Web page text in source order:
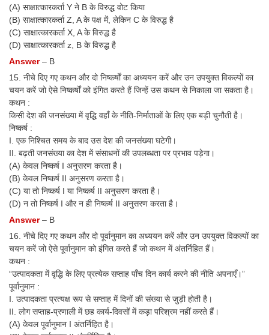
(A) साक्षात्कारकर्ता Y ने B के विरुद्ध वोट किया
(B) साक्षात्कारकर्ता Z, A के पक्ष में, लेकिन C के विरुद्ध है
(C) साक्षात्कारकर्ता X, A के विरुद्ध है
(D) साक्षात्कारकर्ता z, B के विरुद्ध है
Answer– B
15. नीचे दिए गए कथन और दो निष्कर्षों का अध्ययन करें और उन उपयुक्त विकल्पों का
चयन करें जो ऐसे निष्कर्षों को इंगित करते हैं जिन्हें उस कथन से निकाला जा सकता है।
कथन :
किसी देश की जनसंख्या में वृद्धि वहाँ के नीति-निर्माताओं के लिए एक बड़ी चुनौती है।
निष्कर्ष :
I. एक निश्चित समय के बाद उस देश की जनसंख्या घटेगी।
II. बढ़ती जनसंख्या का देश में संसाधनों की उपलब्धता पर प्रभाव पड़ेगा।
(A) केवल निष्कर्ष I अनुसरण करता है।
(B) केवल निष्कर्ष II अनुसरण करता है।
(C) या तो निष्कर्ष I या निष्कर्ष II अनुसरण करता है।
(D) न तो निष्कर्ष I और न ही निष्कर्ष II अनुसरण करता है।
Answer– B
16. नीचे दिए गए कथन और दो पूर्वानुमान का अध्ययन करें और उन उपयुक्त विकल्पों का
चयन करें जो ऐसे पूर्वानुमान को इंगित करते हैं जो कथन में अंतर्निहित हैं।
कथन :
“उत्पादकता में वृद्धि के लिए प्रत्येक सप्ताह पाँच दिन कार्य करने की नीति अपनाएँ।”
पूर्वानुमान :
I. उत्पादकता प्रत्यक्ष रूप से सप्ताह में दिनों की संख्या से जुड़ी होती है।
II. लोग सप्ताह-प्रणाली में छह कार्य-दिवसों में कड़ा परिश्रम नहीं करते हैं।
(A) केवल पूर्वानुमान I अंतर्निहित है।